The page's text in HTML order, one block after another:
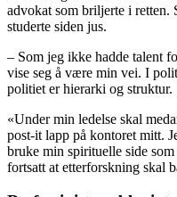
advokat som briljerte i retten.
studerte siden jus.
– Som jeg ikke hadde talent
vise seg å være min vei. I
politiet er hierarki og struktur.
«Under min ledelse skal
post-it lapp på kontoret mitt.
bruke min spirituelle side
fortsatt at etterforskning skal